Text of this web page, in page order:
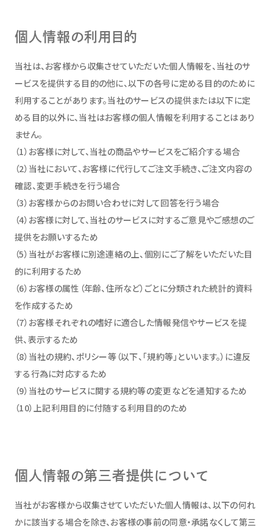
個人情報の利用目的
当社は、お客様から収集させていただいた個人情報を、当社のサ
ービスを提供する目的の他に、以下の各号に定める目的のために
利用することがあります。当社のサービスの提供または以下に定
める目的以外に、当社はお客様の個人情報を利用することはあり
ません。
（1）お客様に対して、当社の商品やサービスをご紹介する場合
（2）当社において、お客様に代行してご注文手続き、ご注文内容の
確認、変更手続きを行う場合
（3）お客様からのお問い合わせに対して回答を行う場合
（4）お客様に対して、当社のサービスに対するご意見やご感想のご
提供をお願いするため
（5）当社がお客様に別途連絡の上、個別にご了解をいただいた目
的に利用するため
（6）お客様の属性（年齢、住所など）ごとに分類された統計的資料
を作成するため
（7）お客様それぞれの嗜好に適合した情報発信やサービスを提
供、表示するため
（8）当社の規約、ポリシー等（以下、「規約等」といいます。）に違反
する行為に対応するため
（9）当社のサービスに関する規約等の変更などを通知するため
（10）上記利用目的に付随する利用目的のため
個人情報の第三者提供について
当社がお客様から収集させていただいた個人情報は、以下の何れ
かに該当する場合を除き、お客様の事前の同意・承諾なくして第三